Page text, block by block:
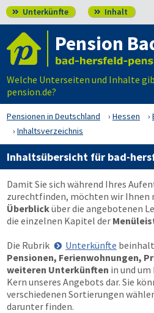
 Unterkünfte  Inhalt
Pension
Welche Unterseiten und Inhalte
pension.de?
Pensionen in Deutschland Hessen
Inhaltsverzeichnis
Inhaltsübersicht für bad-
Damit Sie sich während Ihres
zurechtfinden, möchten wir Ihnen
Überblicküber die angebotenen
die einzelnen Kapitel der
Die Rubrik
Unterkünfte
Pensionen, Ferienwohnungen,
weiteren Unterkünften in und
Kern unseres Angebots dar. Sie
verschiedenen Sortierungen
darunter finden.